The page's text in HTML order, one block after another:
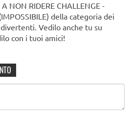
NON RIDERE CHALLENGE -
della categoria dei
Vedilo anche tu su
con i tuoi amici!